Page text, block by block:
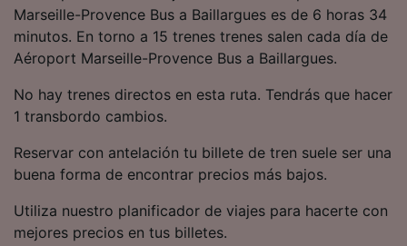
Marseille-Provence Bus a Baillargues es de 6 horas 34
minutos. En torno a 15 trenes trenes salen cada día de
Aéroport Marseille-Provence Bus a Baillargues.
No hay trenes directos en esta ruta. Tendrás que hacer
1 transbordo cambios.
Reservar con antelación tu billete de tren suele ser una
buena forma de encontrar precios más bajos.
Utiliza nuestro planificador de viajes para hacerte con
mejores precios en tus billetes.